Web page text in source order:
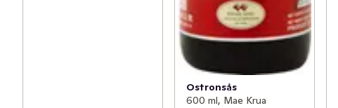
Ostronsås
600 ml, Mae Krua